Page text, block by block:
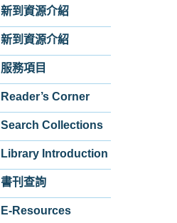
新到資源介紹
新到資源介紹
服務項目
Reader’s Corner
Search Collections
Library Introduction
書刊查詢
E-Resources